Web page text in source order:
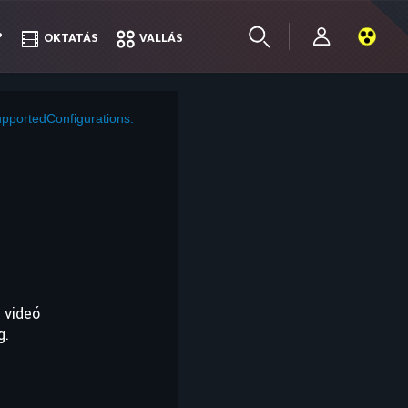
OKTATÁS VALLÁS
OKTATÁS VALLÁS